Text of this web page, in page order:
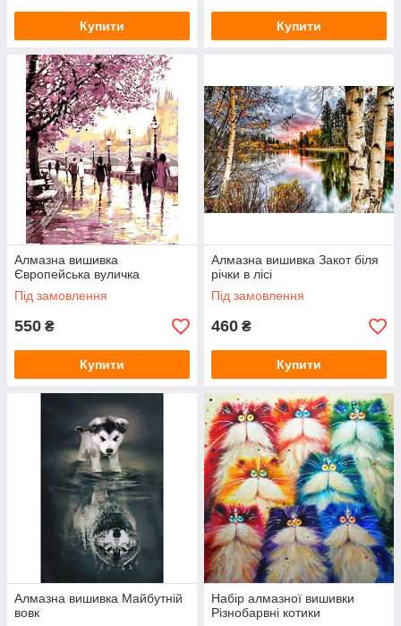
Купити Купити
Алмазна вишивка
Європейська вуличка
Під замовлення
550 ₴
Купити
Алмазна вишивка Закот біля
річки в лісі
Під замовлення
460 ₴
Купити
Алмазна вишивка Майбутній
вовк
Набір алмазної вишивки
Різнобарвні котики